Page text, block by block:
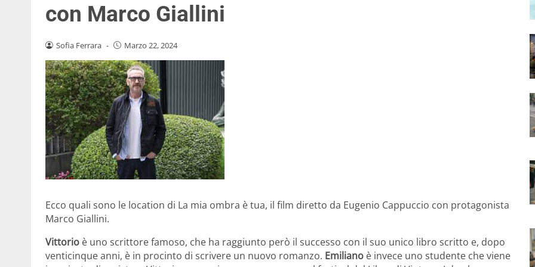
con Marco Giallini
Sofia Ferrara - Marzo 22, 2024
Ecco quali sono le location di La mia ombra è tua, il film diretto da Eugenio Cappuccio con protagonista
Marco Giallini.
Vittorio è uno scrittore famoso, che ha raggiunto però il successo con il suo unico libro scritto e, dopo
venticinque anni, è in procinto di scrivere un nuovo romanzo. Emiliano è invece uno studente che viene